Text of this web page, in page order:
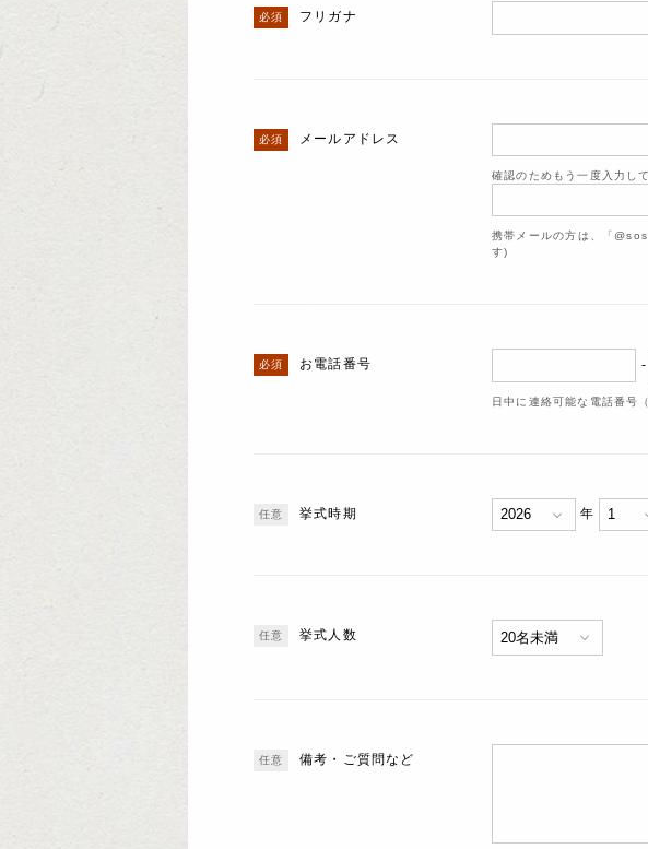
フリガナ
メールアドレス
確認のためもう一度入力し
携帯メールの方は、「
す)
お電話番号 -
日中に連絡可能な電話番号
挙式時期 年
挙式人数
備考・ご質問など